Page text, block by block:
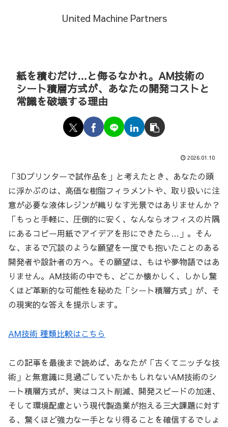
United Machine Partners
紙を積むだけ…と侮るなかれ。AM技術の
シート積層方式が、あなたの開発コストと
常識を破壊する理由
2026.01.10
「3Dプリンターで試作品を」と考えたとき、あなたの頭
に浮かぶのは、高価な樹脂フィラメントや、取り扱いに注
意が必要な液体レジンが織りなす光景ではありませんか？
「もっと手軽に、圧倒的に安く、なんならオフィスの片隅
にあるコピー用紙でアイデアを形にできたら…」。そん
な、まるで冗談のような願望を一度でも抱いたことのある
開発者や設計者の方へ。その願望は、もはや夢物語ではあ
りません。AM技術の中でも、どこか懐かしく、しかし驚
くほど革新的な可能性を秘めた「シート積層方式」が、そ
の現実的な答えを提示します。
AM技術 種類比較はこちら
この記事を最後まで読めば、あなたが「古くてニッチな技
術」と無意識に見過ごしていたかもしれないAM技術のシ
ート積層方式が、実はコスト削減、開発スピードの加速、
そして環境配慮という現代製造業が抱える三大課題に対す
る、驚くほど強力な一手となり得ることを確信するでしょ